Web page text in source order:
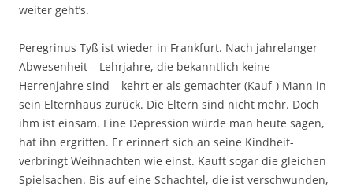
weiter geht’s.
Peregrinus Tyß ist wieder in Frankfurt. Nach jahrelanger
Abwesenheit – Lehrjahre, die bekanntlich keine
Herrenjahre sind – kehrt er als gemachter (Kauf-) Mann in
sein Elternhaus zurück. Die Eltern sind nicht mehr. Doch
ihm ist einsam. Eine Depression würde man heute sagen,
hat ihn ergriffen. Er erinnert sich an seine Kindheit-
verbringt Weihnachten wie einst. Kauft sogar die gleichen
Spielsachen. Bis auf eine Schachtel, die ist verschwunden,